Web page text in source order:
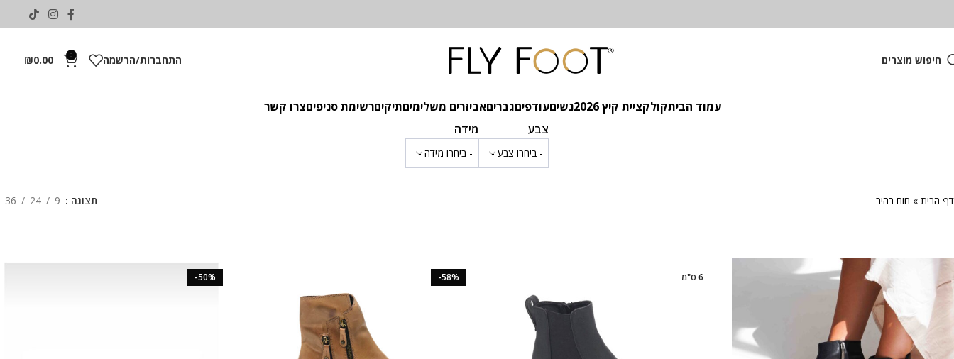
חיפוש מוצרים התחברות/הרשמה 0
₪0.00
עמוד הביתקולקציית קיץ 2026 נשיםעודפיםגבריםאביזרים משלימיםתיקיםרשימת סניפיםצרו קשר
צבע
מידה
דף הבית » חום בהיר תצוגה 9
24
36
6 ס"מ -58%
-50%